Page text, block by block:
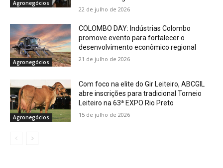
Agronegócios
22 de julho de 2026
Agronegócios
COLOMBO DAY: Indústrias Colombo
promove evento para fortalecer o
desenvolvimento econômico regional
21 de julho de 2026
Agronegócios
Com foco na elite do Gir Leiteiro, ABCGIL
abre inscrições para tradicional Torneio
Leiteiro na 63ª EXPO Rio Preto
15 de julho de 2026